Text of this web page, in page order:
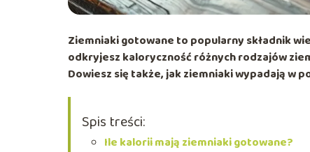
Ziemniaki gotowane to popularny składnik
odkryjesz kaloryczność różnych rodzajów
Dowiesz się także, jak ziemniaki wypadają w
Spis treści:
Ile kalorii mają ziemniaki gotowane?